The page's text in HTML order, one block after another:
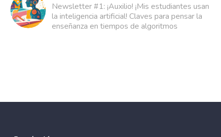
Newsletter #1: ¡Auxilio! ¡Mis estudiantes usan
la inteligencia artificial! Claves para pensar la
enseñanza en tiempos de algoritmos